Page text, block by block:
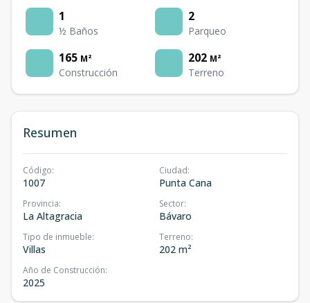
1
½ Baños
2
Parqueo
165 M²
Construcción
202 M²
Terreno
Resumen
Código:
1007
Ciudad:
Punta Cana
Provincia:
La Altagracia
Sector:
Bávaro
Tipo de inmueble:
Villas
Terreno:
202 m²
Año de Construcción:
2025